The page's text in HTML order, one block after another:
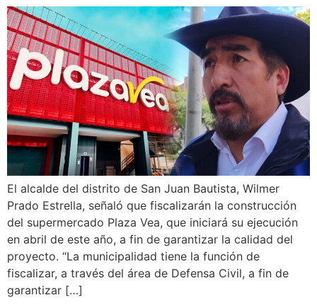
El alcalde del distrito de San Juan Bautista, Wilmer
Prado Estrella, señaló que fiscalizarán la construcción
del supermercado Plaza Vea, que iniciará su ejecución
en abril de este año, a fin de garantizar la calidad del
proyecto. “La municipalidad tiene la función de
fiscalizar, a través del área de Defensa Civil, a fin de
garantizar […]